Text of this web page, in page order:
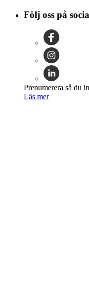
Följ oss på
Prenumerera så du
Läs mer